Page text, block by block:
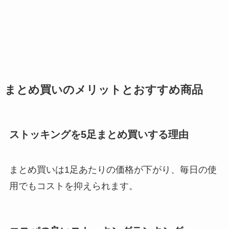
まとめ買いのメリットとおすすめ商品
ストッキングを5足まとめ買いする理由
まとめ買いは1足あたりの価格が下がり、毎日の使
用でもコストを抑えられます。